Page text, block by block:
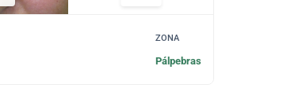
ZONA
Pálpebras